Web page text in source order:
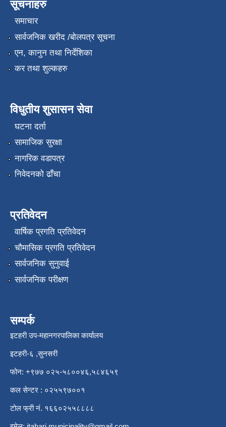
सूचनाहरु
समाचार
सार्वजनिक खरीद /बोलपत्र सूचना
एन, कानुन तथा निर्देशिका
कर तथा शुल्कहरु
विधुतीय शुसासन सेवा
घटना दर्ता
सामाजिक सुरक्षा
नागरिक वडापत्र
निवेदनको ढाँचा
प्रतिवेदन
वार्षिक प्रगति प्रतिवेदन
चौमासिक प्रगति प्रतिवेदन
सार्वजनिक सुनुवाई
सार्वजनिक परीक्षण
सम्पर्क
इटहरी उप-महानगरपालिका कार्यालय
इटहरी-६ ,सुनसरी
फोन: +९७७ ०२५-५८००४६,५८४६५९
कल सेन्टर : ०२५५९७००१
टोल फ्री नं. १६६०२५५८८८८